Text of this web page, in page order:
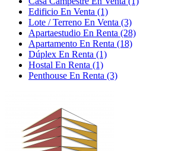
Edificio En Venta (1)
Lote / Terreno En Venta (3)
Apartaestudio En Renta (28)
Apartamento En Renta (18)
Dúplex En Renta (1)
Hostal En Renta (1)
Penthouse En Renta (3)